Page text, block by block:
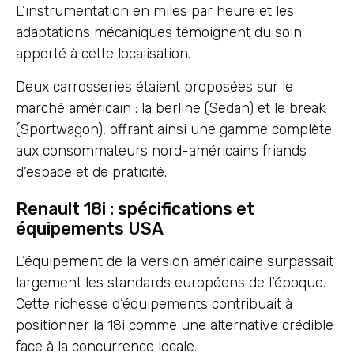
L’instrumentation en miles par heure et les
adaptations mécaniques témoignent du soin
apporté à cette localisation.
Deux carrosseries étaient proposées sur le
marché américain : la berline (Sedan) et le break
(Sportwagon), offrant ainsi une gamme complète
aux consommateurs nord-américains friands
d’espace et de praticité.
Renault 18i : spécifications et
équipements USA
L’équipement de la version américaine surpassait
largement les standards européens de l’époque.
Cette richesse d’équipements contribuait à
positionner la 18i comme une alternative crédible
face à la concurrence locale.